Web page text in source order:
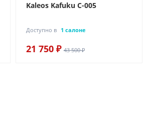
Kaleos Kafuku C-005
Доступно в 1 салоне
21 750 ₽ 43 500 ₽